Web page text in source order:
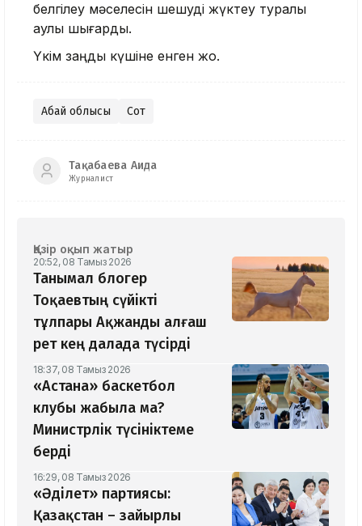
белгілеу мәселесін шешуді жүктеу туралы
қаулы шығарды.
Үкім заңды күшіне енген жоқ.
Абай облысы Сот
Тақабаева Аида
Журналист
Қазір оқып жатыр
20:52, 08 Тамыз 2026
Танымал блогер
Тоқаевтың сүйікті
тұлпары Ақжанды алғаш
рет кең далада түсірді
18:37, 08 Тамыз 2026
«Астана» баскетбол
клубы жабыла ма?
Министрлік түсініктеме
берді
16:29, 08 Тамыз 2026
«Әділет» партиясы:
Қазақстан – зайырлы